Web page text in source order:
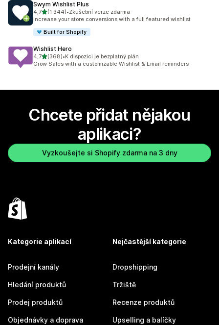
Swym Wishlist Plus
4,7z 5 hvězd
(1 344)
Celkový počet recenzí: 1344
•Zkušební verze zdarma
Increase your store conversions with a full featured wishlist
Built for Shopify
Wishlist Hero
4,7z 5 hvězd
(368)
Celkový počet recenzí: 368
•K dispozici je bezplatný plán
Grow Sales with a customizable Wishlist & Email reminders
Chcete přidat nějakou
aplikaci?
Vyzkoušejte si Shopify zdarma na 3 dny
Kategorie aplikací
Prodejní kanály
Hledání produktů
Prodej produktů
Objednávky a doprava
Nejčastější kategorie
Dropshipping
Tržiště
Recenze produktů
Upselling a balíčky